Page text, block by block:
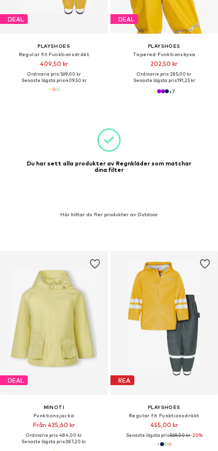
DEAL
PLAYSHOES
Regular fit Funktionsdräkt
409,50 kr
Ordinarie pris: 569,00 kr
Senaste lägsta pris:409,50 kr
DEAL
PLAYSHOES
Tapered Funktionsbyxa
202,50 kr
Ordinarie pris: 285,00 kr
Senaste lägsta pris:191,25 kr
+7
Du har sett alla produkter av Regnkläder som matchar
dina filter
Här hittar du fler produkter av Outdoor
DEAL
MINOTI
Funktionsjacka
Från 435,60 kr
Ordinarie pris: 484,00 kr
Senaste lägsta pris:387,20 kr
REA
PLAYSHOES
Regular fit Funktionsdräkt
455,00 kr
Senaste lägsta pris:569,00 kr-20%